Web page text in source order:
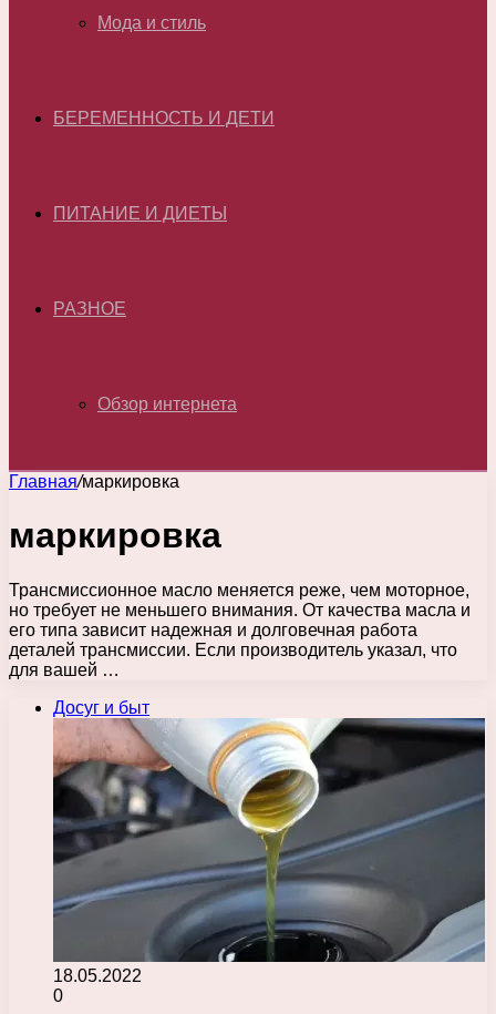
Мода и стиль
БЕРЕМЕННОСТЬ И ДЕТИ
ПИТАНИЕ И ДИЕТЫ
РАЗНОЕ
Обзор интернета
Главная/маркировка
маркировка
Трансмиссионное масло меняется реже, чем моторное,
но требует не меньшего внимания. От качества масла и
его типа зависит надежная и долговечная работа
деталей трансмиссии. Если производитель указал, что
для вашей …
Досуг и быт
18.05.2022
0